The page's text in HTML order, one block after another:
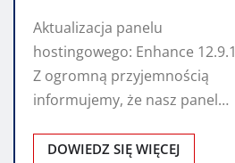
Aktualizacja panelu
hostingowego: Enhance 12.9.1
Z ogromną przyjemnością
informujemy, że nasz panel
został zaktualizowany do
DOWIEDZ SIĘ WIĘCEJ